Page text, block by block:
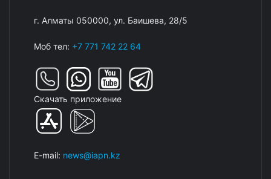
г. Алматы 050000, ул. Баишева, 28/5
Моб тел: +7 771 742 22 64
Скачать приложение
E-mail: news@iapn.kz